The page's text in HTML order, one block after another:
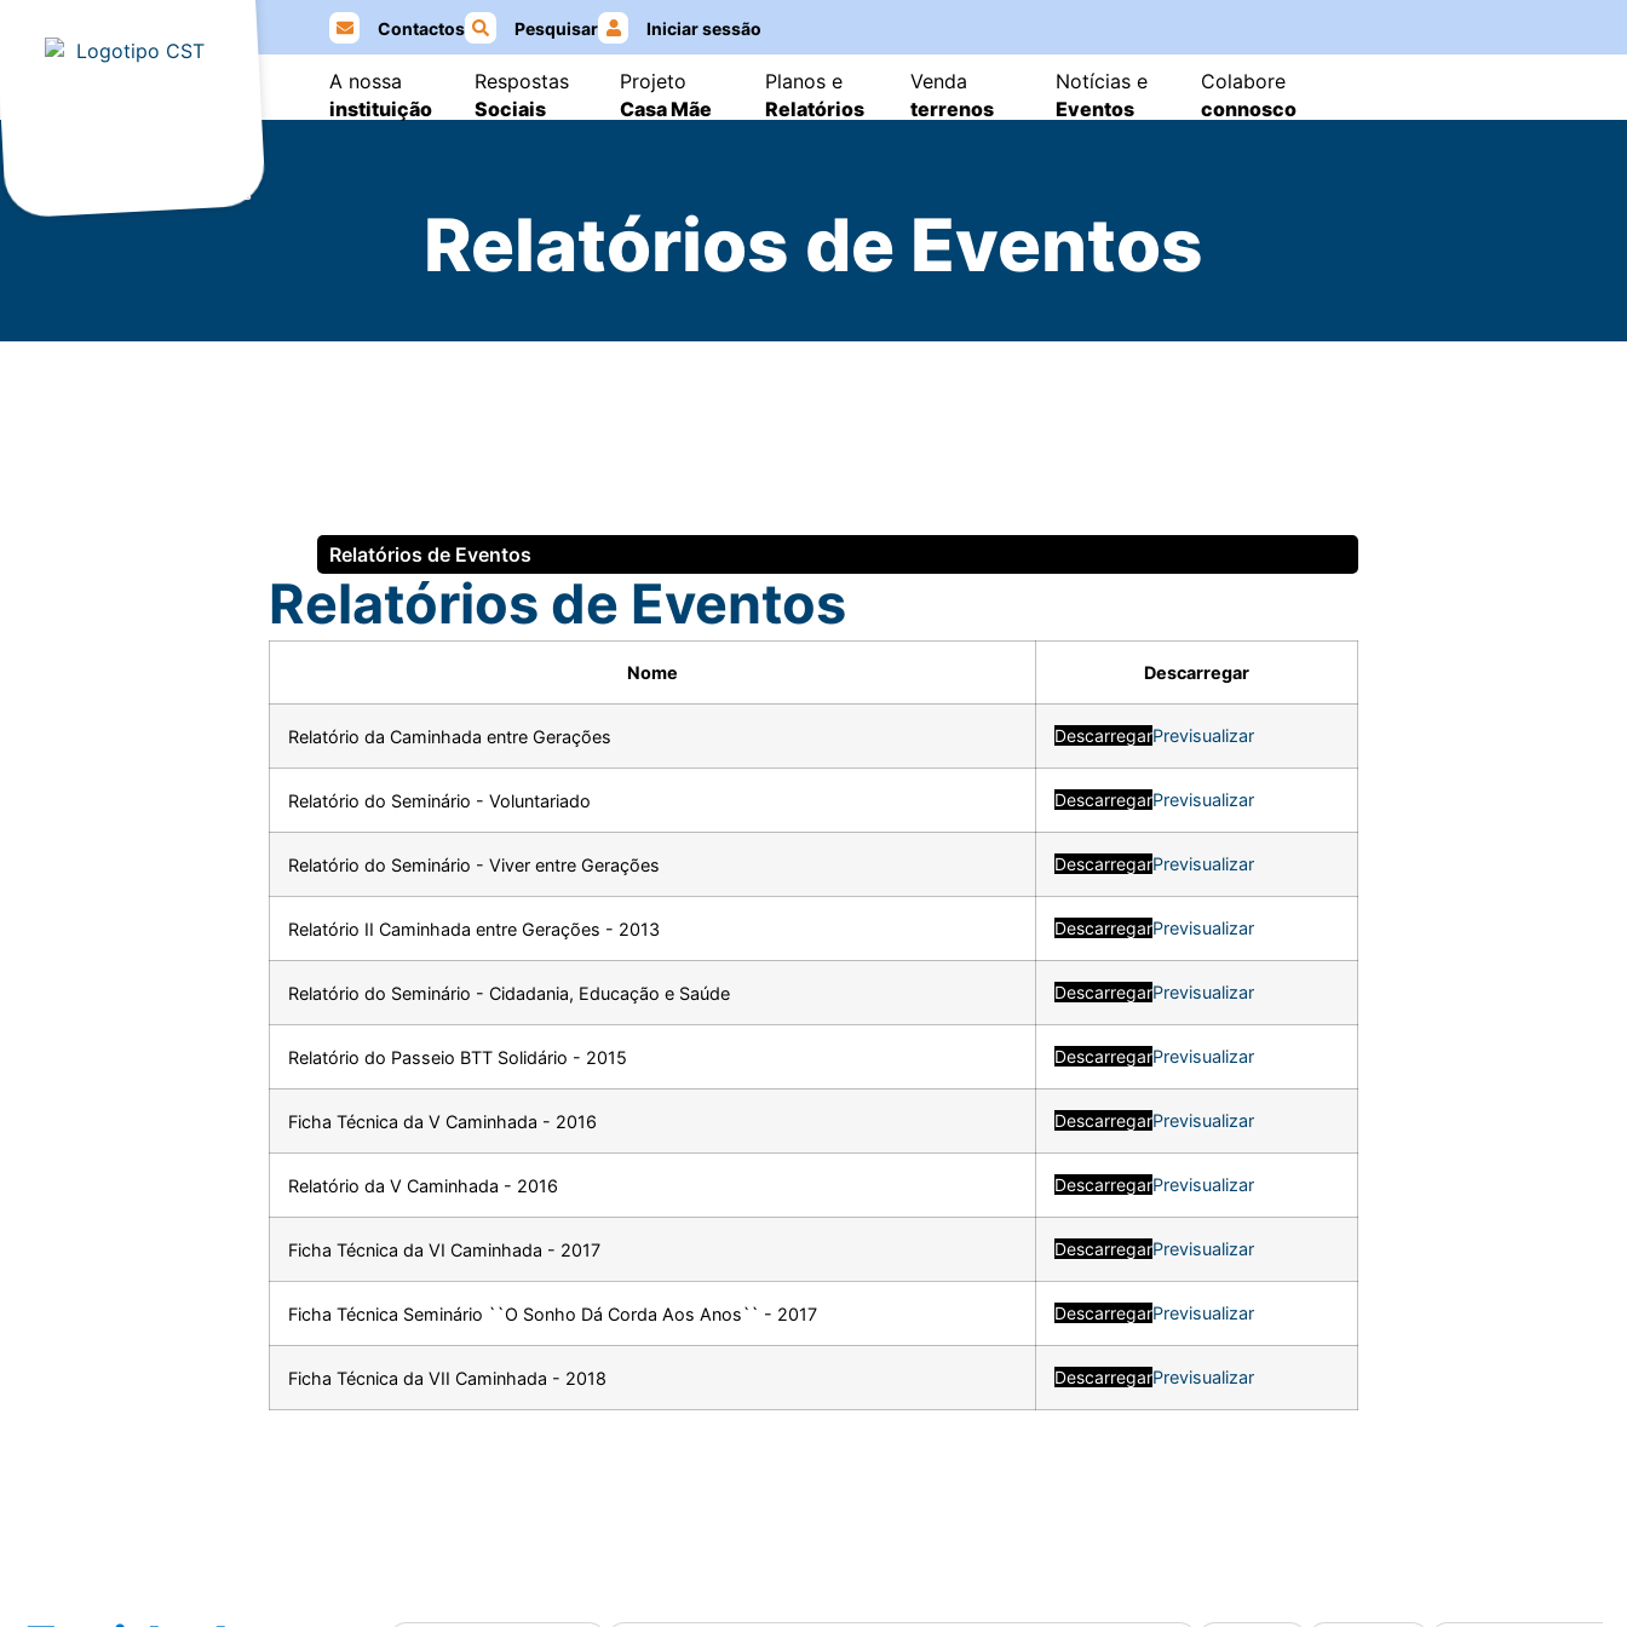
Contactos Pesquisar Iniciar sessão
A nossa
instituição
Respostas
Sociais
Projeto
Casa Mãe
Planos e
Relatórios
Venda
terrenos
Notícias e
Eventos
Colabore
connosco
Relatórios de Eventos
Relatórios de Eventos
Relatórios de Eventos
Relatórios de Eventos
Nome Descarregar
Relatório da Caminhada entre Gerações DescarregarPrevisualizar
Relatório do Seminário - Voluntariado DescarregarPrevisualizar
Relatório do Seminário - Viver entre Gerações DescarregarPrevisualizar
Relatório II Caminhada entre Gerações - 2013 DescarregarPrevisualizar
Relatório do Seminário - Cidadania, Educação e Saúde DescarregarPrevisualizar
Relatório do Passeio BTT Solidário - 2015 DescarregarPrevisualizar
Ficha Técnica da V Caminhada - 2016 DescarregarPrevisualizar
Relatório da V Caminhada - 2016 DescarregarPrevisualizar
Ficha Técnica da VI Caminhada - 2017 DescarregarPrevisualizar
Ficha Técnica Seminário ``O Sonho Dá Corda Aos Anos`` - 2017 DescarregarPrevisualizar
Ficha Técnica da VII Caminhada - 2018 DescarregarPrevisualizar